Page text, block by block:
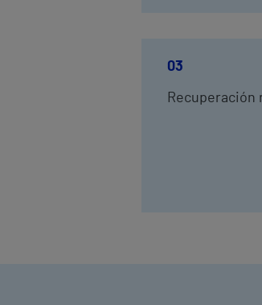
03
Recuperación